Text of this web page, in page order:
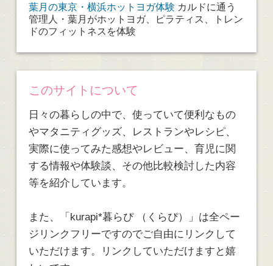
葉月の東京・横浜ホットヨガ体験 カルドに通う
管理人・葉月がホットヨガ、ピラティス、トレン
ドのフィットネスを体験
このサイトについて
日々の暮らしの中で、使っていて便利なもの
やマタニティグッズ、レストランやレシピ、
実際に使ってみた感想やレビュー、育児に関
する情報や体験談、その他比較検討した内容
等を紹介しています。
また、「kurapi*暮らぴ （くらぴ）」は全ペー
ジリンクフリーですのでご自由にリンクして
いただけます。リンクしていただけますと嬉